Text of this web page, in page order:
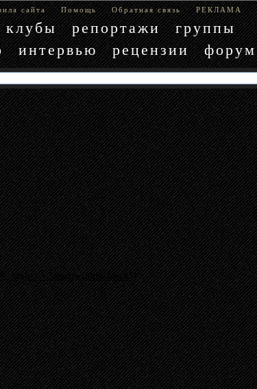
сайта Помощь Обратная связь РЕКЛАМА
клубы репортажи
группы
интервью рецензии форум
:style => "display:inline-block"}